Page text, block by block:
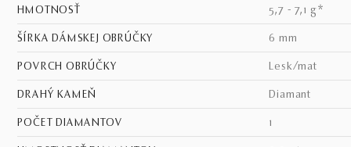
HMOTNOSŤ 5,7 - 7,1 g*
ŠÍRKA DÁMSKEJ OBRÚČKY 6 mm
POVRCH OBRÚČKY lesk/mat
DRAHÝ KAMEŇ diamant
POČET DIAMANTOV 1